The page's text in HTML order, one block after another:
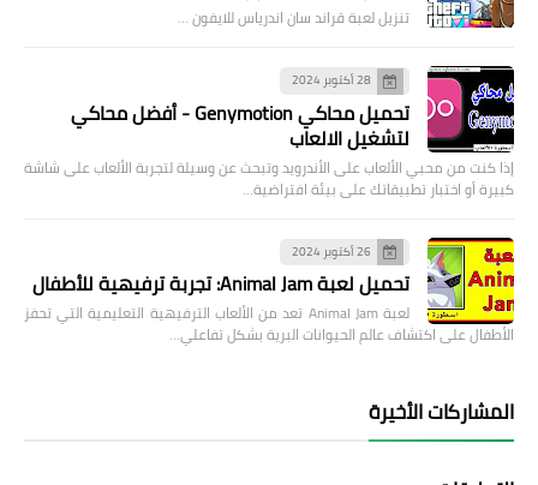
تنزيل لعبة قراند سان اندرياس للايفون …
28 أكتوبر 2024
تحميل محاكي Genymotion - أفضل محاكي
لتشغيل الالعاب
إذا كنت من محبي الألعاب على الأندرويد وتبحث عن وسيلة لتجربة الألعاب على شاشة
كبيرة أو اختبار تطبيقاتك على بيئة افتراضية…
26 أكتوبر 2024
تحميل لعبة Animal Jam: تجربة ترفيهية للأطفال
لعبة Animal Jam تعد من الألعاب الترفيهية التعليمية التي تحفز
الأطفال على اكتشاف عالم الحيوانات البرية بشكل تفاعلي…
المشاركات الأخيرة